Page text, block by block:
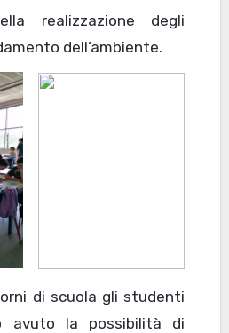
realizzazione degli
dell’ambiente.
di scuola gli studenti
avuto la possibilità di